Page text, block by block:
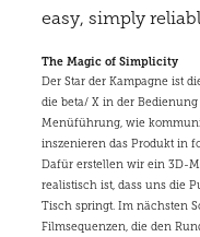
easy, simply
The Magic of Simplicity
Der Star der Kampagne ist
die beta/ X in der
Menüführung, wie
inszenieren das Produkt in
Dafür erstellen wir ein 3D-
realistisch ist, dass uns die
Tisch springt. Im nächsten
Filmsequenzen, die den